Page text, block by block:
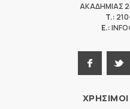
ΑΚΑΔΗΜΙΑΣ
T.:
E.: